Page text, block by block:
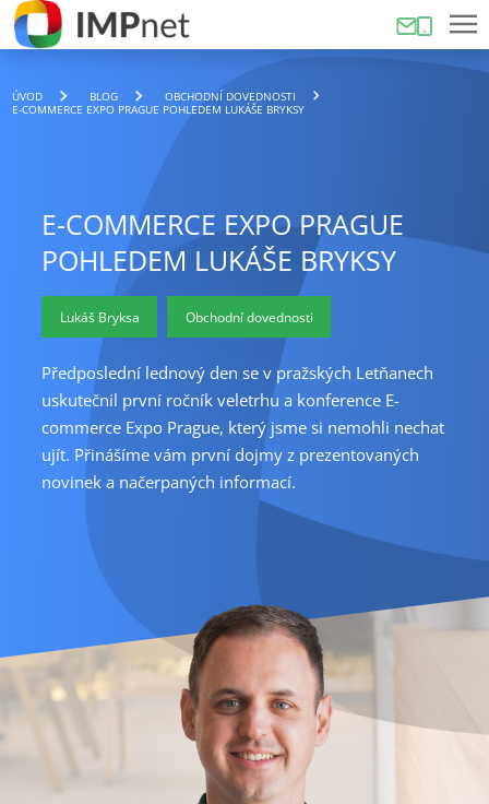
ÚVOD BLOG
OBCHODNÍ DOVEDNOSTI
E-COMMERCE EXPO PRAGUE POHLEDEM LUKÁŠE BRYKSY
E-COMMERCE EXPO PRAGUE
POHLEDEM LUKÁŠE BRYKSY
Lukáš Bryksa Obchodní dovednosti
Předposlední lednový den se v pražských Letňanech
uskutečnil první ročník veletrhu a konference E-
commerce Expo Prague, který jsme si nemohli nechat
ujít. Přinášíme vám první dojmy z prezentovaných
novinek a načerpaných informací.